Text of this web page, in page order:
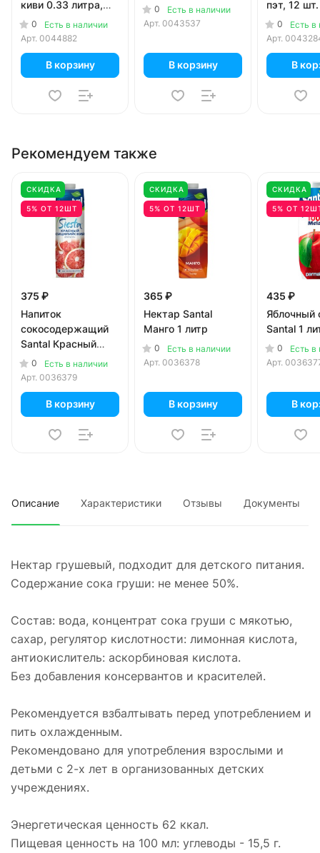
киви 0.33 литра,
стекло, 12 шт. в уп.
0
Есть в наличии
Арт. 0044882
В корзину
0
Есть в наличии
Арт. 0043537
В корзину
пэт, 12
0
Есть в
Арт.
В
Рекомендуем также
СКИДКА
5% ОТ 12ШТ
375 ₽
Напиток
сокосодержащий
Santal Красный
сицилийский
апельсин 1 литр
0
Есть в наличии
Арт. 0036379
В корзину
СКИДКА
5% ОТ 12ШТ
365 ₽
Нектар Santal
Манго 1 литр
0
Есть в наличии
Арт. 0036378
В корзину
СКИДКА
5% ОТ
435 ₽
Яблочный
Santal 1
0
Есть в
Арт.
В
Описание Характеристики Отзывы Документы
Нектар грушевый, подходит для детского питания.
Содержание сока груши: не менее 50%.
Состав: вода, концентрат сока груши с мякотью,
сахар, регулятор кислотности: лимонная кислота,
антиокислитель: аскорбиновая кислота.
Без добавления консервантов и красителей.
Рекомендуется взбалтывать перед употреблением и
пить охлажденным.
Рекомендовано для употребления взрослыми и
детьми с 2-х лет в организованных детских
учреждениях.
Энергетическая ценность 62 ккал.
Пищевая ценность на 100 мл: углеводы - 15,5 г.